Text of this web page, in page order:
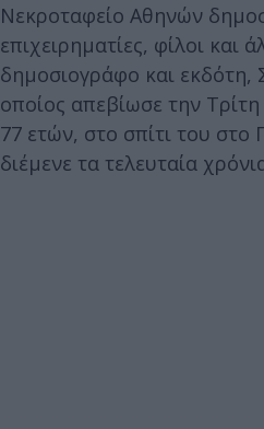
Νεκροταφείο Αθηνών
επιχειρηματίες, φίλοι και
δημοσιογράφο και
οποίος απεβίωσε την
77 ετών, στο σπίτι του
διέμενε τα τελευταία